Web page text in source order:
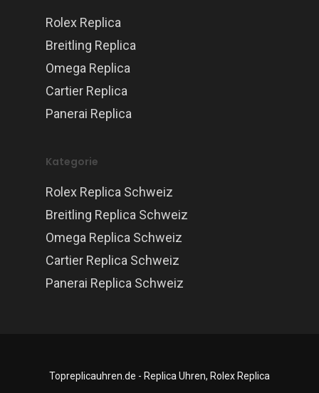
Rolex Replica
Breitling Replica
Omega Replica
Cartier Replica
Panerai Replica
Kategorie
Rolex Replica Schweiz
Breitling Replica Schweiz
Omega Replica Schweiz
Cartier Replica Schweiz
Panerai Replica Schweiz
Topreplicauhren.de - Replica Uhren, Rolex Replica